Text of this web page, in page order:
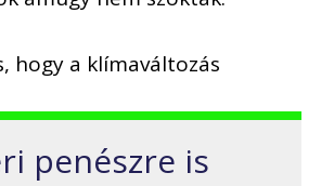
hogy a klímaváltozás
penészre is